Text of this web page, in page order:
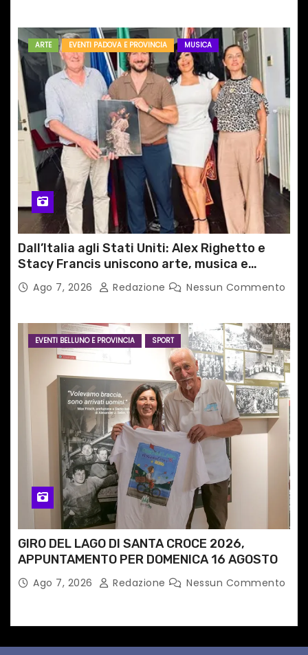
ARTE EVENTI PADOVA E PROVINCIA MUSICA
Dall’Italia agli Stati Uniti: Alex Righetto e
Stacy Francis uniscono arte, musica e
tecnologia in un nuovo progetto
internazionale”
Ago 7, 2026 Redazione Nessun Commento
EVENTI BELLUNO E PROVINCIA SPORT
GIRO DEL LAGO DI SANTA CROCE 2026,
APPUNTAMENTO PER DOMENICA 16 AGOSTO
Ago 7, 2026 Redazione Nessun Commento